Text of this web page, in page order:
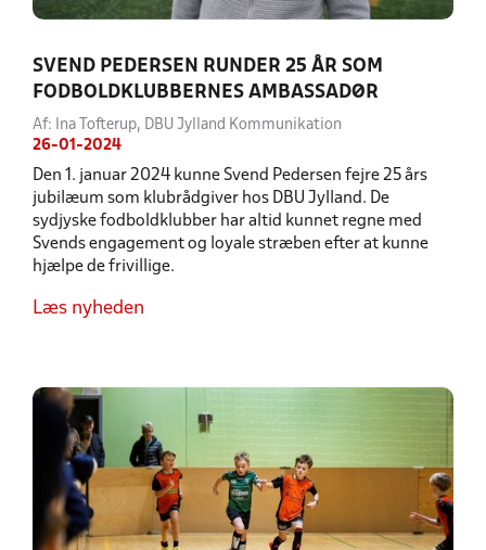
SVEND PEDERSEN RUNDER 25 ÅR SOM
FODBOLDKLUBBERNES AMBASSADØR
Af: Ina Tofterup, DBU Jylland Kommunikation
26-01-2024
Den 1. januar 2024 kunne Svend Pedersen fejre 25 års
jubilæum som klubrådgiver hos DBU Jylland. De
sydjyske fodboldklubber har altid kunnet regne med
Svends engagement og loyale stræben efter at kunne
hjælpe de frivillige.
Læs nyheden